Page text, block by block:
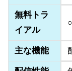
無料トラ
イアル
主な機能